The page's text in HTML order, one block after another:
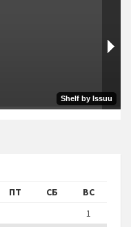
ПТ СБ ВС
1